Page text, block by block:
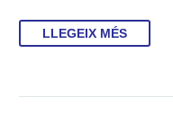
LLEGEIX MÉS